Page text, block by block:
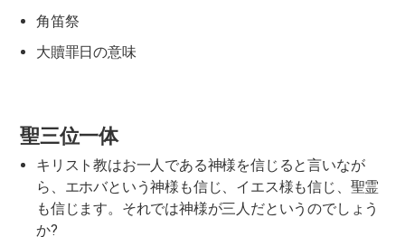
角笛祭
大贖罪日の意味
聖三位一体
キリスト教はお一人である神様を信じると言いなが
ら、エホバという神様も信じ、イエス様も信じ、聖霊
も信じます。それでは神様が三人だというのでしょう
か?